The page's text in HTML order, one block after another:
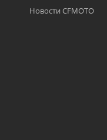
Новости CFMOTO